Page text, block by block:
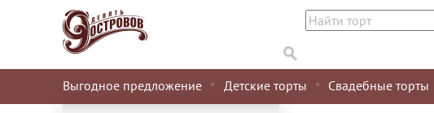
Выгодное предложение Детские торты Свадебные торты